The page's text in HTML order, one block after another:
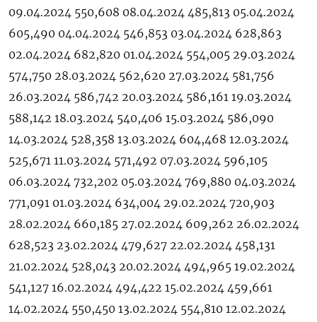
09.04.2024 550,608 08.04.2024 485,813 05.04.2024
605,490 04.04.2024 546,853 03.04.2024 628,863
02.04.2024 682,820 01.04.2024 554,005 29.03.2024
574,750 28.03.2024 562,620 27.03.2024 581,756
26.03.2024 586,742 20.03.2024 586,161 19.03.2024
588,142 18.03.2024 540,406 15.03.2024 586,090
14.03.2024 528,358 13.03.2024 604,468 12.03.2024
525,671 11.03.2024 571,492 07.03.2024 596,105
06.03.2024 732,202 05.03.2024 769,880 04.03.2024
771,091 01.03.2024 634,004 29.02.2024 720,903
28.02.2024 660,185 27.02.2024 609,262 26.02.2024
628,523 23.02.2024 479,627 22.02.2024 458,131
21.02.2024 528,043 20.02.2024 494,965 19.02.2024
541,127 16.02.2024 494,422 15.02.2024 459,661
14.02.2024 550,450 13.02.2024 554,810 12.02.2024